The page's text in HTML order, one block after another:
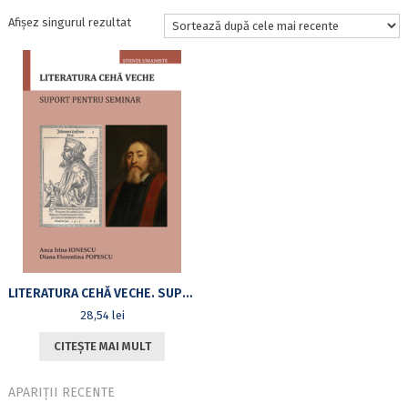
Afișez singurul rezultat
LITERATURA CEHĂ VECHE. SUPORT PENTRU SEMINAR. EDIȚIA A DOUA REVIZUITĂ ȘI ADĂUGITĂ
28,54 lei
CITEȘTE MAI MULT
APARIȚII RECENTE